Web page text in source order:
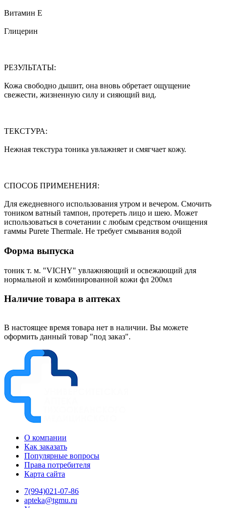
Витамин Е
Глицерин
РЕЗУЛЬТАТЫ:
Кожа свободно дышит, она вновь обретает ощущение
свежести, жизненную силу и сияющий вид.
ТЕКСТУРА:
Нежная текстура тоника увлажняет и смягчает кожу.
СПОСОБ ПРИМЕНЕНИЯ:
Для ежедневного использования утром и вечером. Смочить
тоником ватный тампон, протереть лицо и шею. Может
использоваться в сочетании с любым средством очищения
гаммы Purete Thermale. Не требует смывания водой
Форма выпуска
тоник т. м. "VICHY" увлажняющий и освежающий для
нормальной и комбинированной кожи фл 200мл
Наличие товара в аптеках
В настоящее время товара нет в наличии. Вы можете
оформить данный товар "под заказ".
О компании
Как заказать
Популярные вопросы
Права потребителя
Карта сайта
7(994)021-07-86
apteka@tgmu.ru